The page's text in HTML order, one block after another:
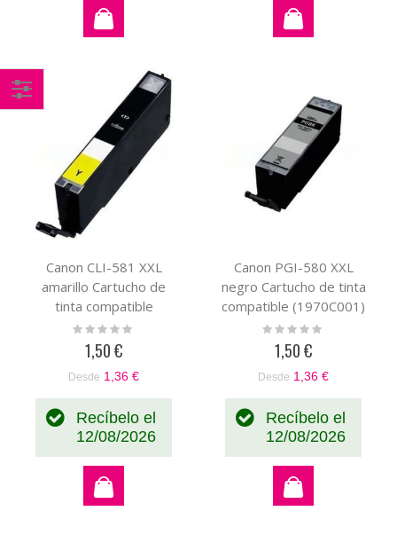
Canon CLI-581 XXL
amarillo Cartucho de
tinta compatible
(1997C001)
Rating:
1,50 €
Desde 1,36 €
Recíbelo el
12/08/2026
Canon PGI-580 XXL
negro Cartucho de tinta
compatible (1970C001)
Rating:
1,50 €
Desde 1,36 €
Recíbelo el
12/08/2026
Comprar